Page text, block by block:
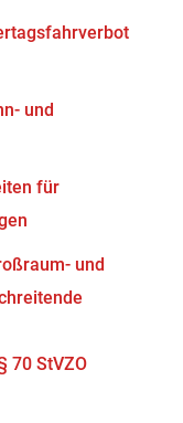
und
für
und
70 StVZO